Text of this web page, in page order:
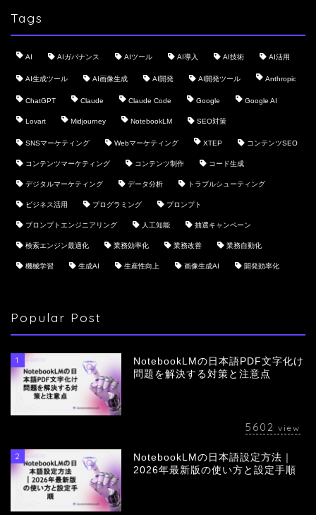
Tags
AI AIガバナンス AIツール AI導入 AI技術 AI活用
AI生成ツール AI画像生成 AI開発 AI開発ツール Anthropic
ChatGPT Claude Claude Code Google Google AI
Lovart Midjourney NotebookLM SEO対策
SNSマーケティング Webマーケティング XTEP コンテンツSEO
コンテンツマーケティング コンテンツ制作 コード生成
デジタルマーケティング データ分析 トラブルシューティング
ビジネス活用 プログラミング プロンプト
プロンプトエンジニアリング 人工知能 抽選キャンペーン
検索エンジン最適化 業務効率化 業務改善 業務自動化
機械学習 生成AI 生産性向上 画像生成AI 開発効率化
Popular Post
1
NotebookLMの日本語PDF文字化け
問題を解決する対策と注意点
5602 view
2
NotebookLMの日本語設定方法｜
2026年最新版の使い方と設定手順
会社概要